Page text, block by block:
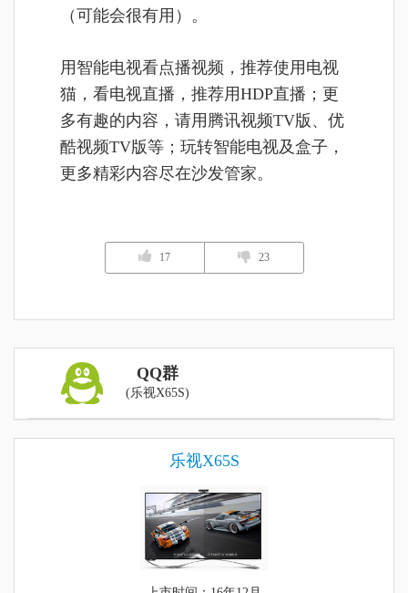
（可能会很有用）。
用智能电视看点播视频，推荐使用电视
猫，看电视直播，推荐用HDP直播；更
多有趣的内容，请用腾讯视频TV版、优
酷视频TV版等；玩转智能电视及盒子，
更多精彩内容尽在沙发管家。
17 23
QQ群
(乐视X65S)
乐视X65S